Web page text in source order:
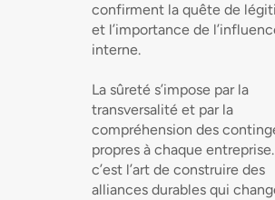
confirment la quête de
et l’importance de
interne.
La sûreté s’impose par la
transversalité et par la
compréhension des
propres à chaque
c’est l’art de construire des
alliances durables qui